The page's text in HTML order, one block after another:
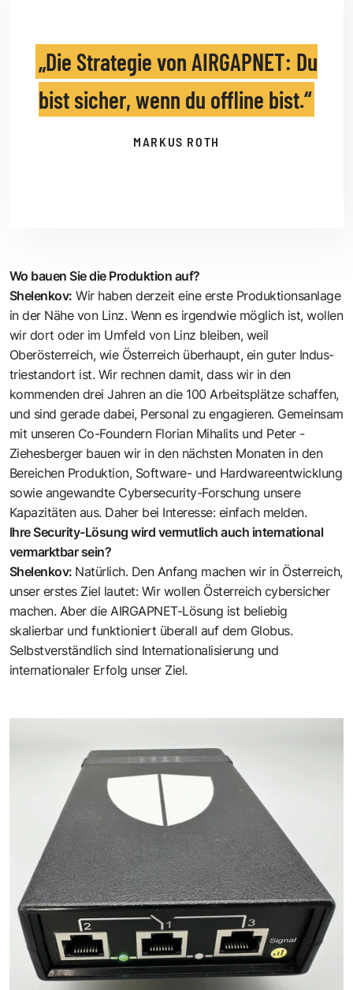
Die Strategie von AIRGAPNET: Du
bist sicher, wenn du offline bist.
MARKUS ROTH
Wo bauen Sie die Produktion auf?
Shelenkov: Wir haben derzeit eine erste Produktionsanlage
in der Nähe von Linz. Wenn es irgendwie möglich ist, wollen
wir dort oder im Umfeld von Linz bleiben, weil
Oberösterreich, wie Österreich überhaupt, ein guter Indus­
triestandort ist. Wir rechnen damit, dass wir in den
kommenden drei Jahren an die 100 Arbeitsplätze schaffen,
und sind gerade dabei, Personal zu enga­gieren. Gemeinsam
mit unseren Co-Foundern Florian Mihalits und Peter ­
Ziehesberger bauen wir in den nächsten Monaten in den
Bereichen Produktion, Software- und Hardwareentwicklung
sowie angewandte Cybersecurity-Forschung unsere
Kapazitäten aus. Daher bei Interesse: einfach melden.
Ihre Security-Lösung wird vermutlich auch international
vermarktbar sein?
Shelenkov: Natürlich. Den Anfang machen wir in Österreich,
unser erstes Ziel lautet: Wir wollen Österreich cybersicher
machen. Aber die AIRGAPNET-Lösung ist beliebig
skalierbar und funktioniert überall auf dem Globus.
Selbstverständlich sind Internationalisierung und
internationaler Erfolg unser Ziel.